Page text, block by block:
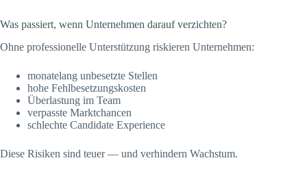
Was passiert, wenn Unternehmen darauf verzichten?
Ohne professionelle Unterstützung riskieren Unternehmen:
monatelang unbesetzte Stellen
hohe Fehlbesetzungskosten
Überlastung im Team
verpasste Marktchancen
schlechte Candidate Experience
Diese Risiken sind teuer — und verhindern Wachstum.